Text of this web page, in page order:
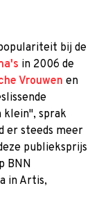
bij de
in 2006 de
Vrouwen en
klein", sprak
er steeds meer
publieksprijs
BNN
in Artis,